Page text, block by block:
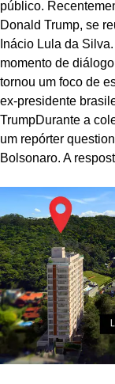
público.
Donald Trump, se
Inácio Lula da
momento de
tornou um foco de
ex-presidente
TrumpDurante a
um repórter
Bolsonaro. A